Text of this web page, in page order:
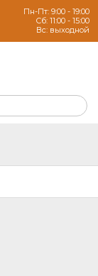
Пн-Пт: 9:00 - 19:00
Сб: 11:00 - 15:00
Вс: выходной